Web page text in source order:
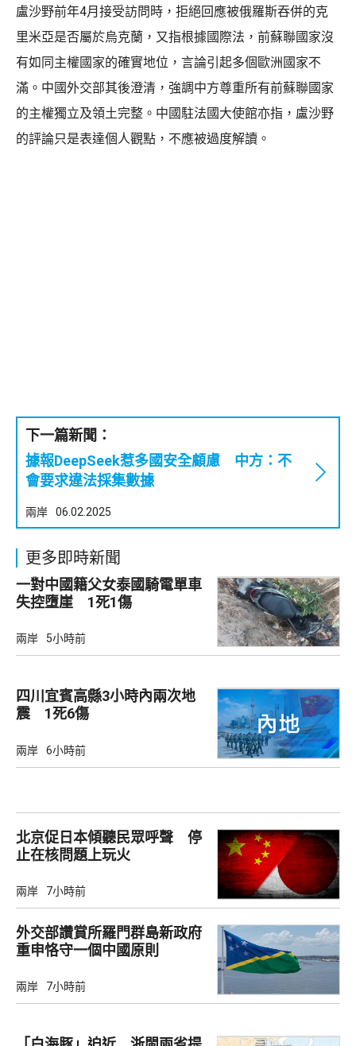
盧沙野前年4月接受訪問時，拒絕回應被俄羅斯吞併的克
里米亞是否屬於烏克蘭，又指根據國際法，前蘇聯國家沒
有如同主權國家的確實地位，言論引起多個歐洲國家不
滿。中國外交部其後澄清，強調中方尊重所有前蘇聯國家
的主權獨立及領土完整。中國駐法國大使館亦指，盧沙野
的評論只是表達個人觀點，不應被過度解讀。
下一篇新聞：
據報DeepSeek惹多國安全顧慮 中方：不
會要求違法採集數據
兩岸 06.02.2025
更多即時新聞
一對中國籍父女泰國騎電單車
失控墮崖 1死1傷
兩岸 5小時前
四川宜賓高縣3小時內兩次地
震 1死6傷
兩岸 6小時前
北京促日本傾聽民眾呼聲 停
止在核問題上玩火
兩岸 7小時前
外交部讚賞所羅門群島新政府
重申恪守一個中國原則
兩岸 7小時前